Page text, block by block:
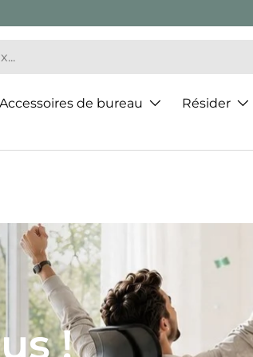
Accessoires de bureau Résider